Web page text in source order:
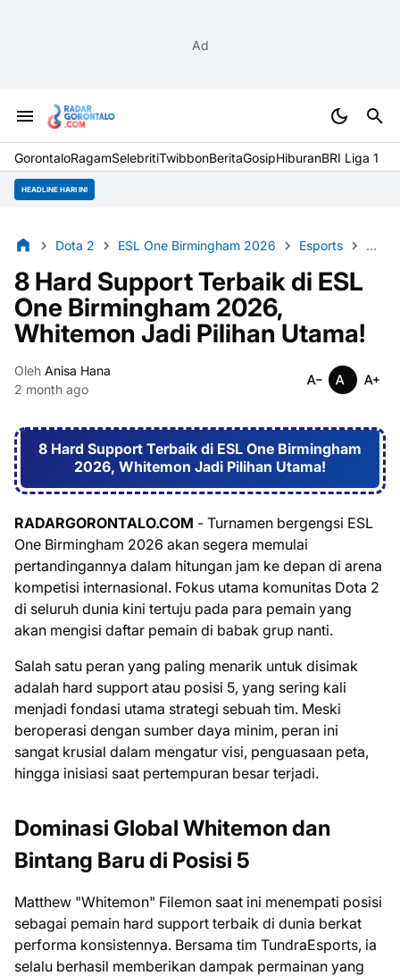
Ad
GorontaloRagamSelebritiTwibbonBeritaGosipHiburanBRI Liga 1
HEADLINE HARI INI
Dota 2 ESL One Birmingham 2026 Esports Hard
8 Hard Support Terbaik di ESL
One Birmingham 2026,
Whitemon Jadi Pilihan Utama!
Oleh Anisa Hana
2 month ago
8 Hard Support Terbaik di ESL One Birmingham
2026, Whitemon Jadi Pilihan Utama!
RADARGORONTALO.COM - Turnamen bergengsi ESL
One Birmingham 2026 akan segera memulai
pertandingannya dalam hitungan jam ke depan di arena
kompetisi internasional. Fokus utama komunitas Dota 2
di seluruh dunia kini tertuju pada para pemain yang
akan mengisi daftar pemain di babak grup nanti.
Salah satu peran yang paling menarik untuk disimak
adalah hard support atau posisi 5, yang sering kali
menjadi fondasi utama strategi sebuah tim. Meski
beroperasi dengan sumber daya minim, peran ini
sangat krusial dalam mengatur visi, penguasaan peta,
hingga inisiasi saat pertempuran besar terjadi.
Dominasi Global Whitemon dan
Bintang Baru di Posisi 5
Matthew "Whitemon" Filemon saat ini menempati posisi
sebagai pemain hard support terbaik di dunia berkat
performa konsistennya. Bersama tim TundraEsports, ia
selalu berhasil memberikan dampak permainan yang